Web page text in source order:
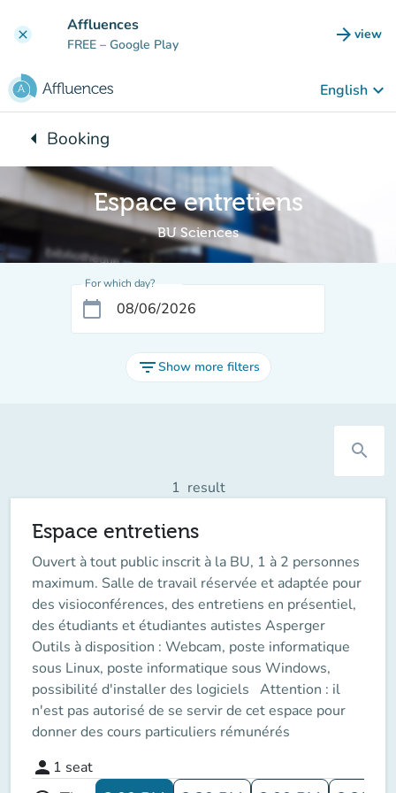
clear Affluences
FREE – Google Play arrow_forward view
(new
English keyboard_arrow_down
arrow_leftBack to:
Booking
Espace entretiens
BU Sciences
For which day?
calendar_today
filter_listShow more filters
search
1 result
Espace entretiens
Ouvert à tout public inscrit à la BU, 1 à 2 personnes
maximum. Salle de travail réservée et adaptée pour
des visioconférences, des entretiens en présentiel,
des étudiants et étudiantes autistes Asperger
Outils à disposition : Webcam, poste informatique
sous Linux, poste informatique sous Windows,
possibilité d'installer des logiciels Attention : il
n'est pas autorisé de se servir de cet espace pour
donner des cours particuliers rémunérés
person 1 seat